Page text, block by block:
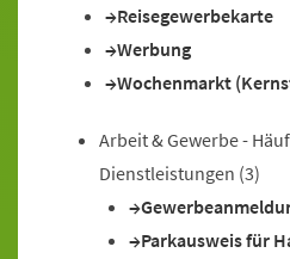
Reisegewerbekarte
Werbung
Wochenmarkt
Arbeit & Gewerbe -
Dienstleistungen (3)
Parkausweis für